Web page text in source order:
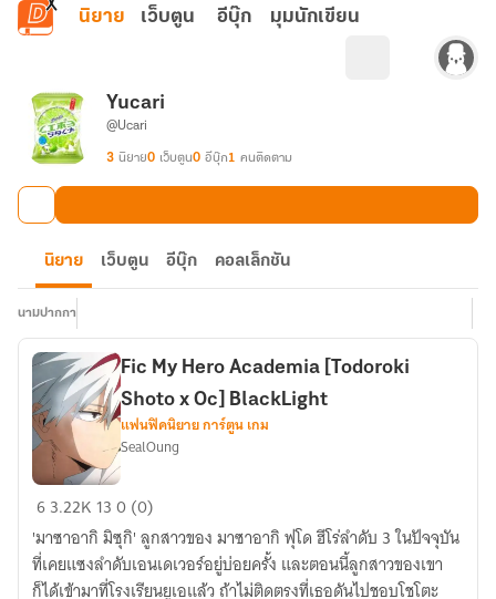
ข้ามไปยังเนื้อหาหลัก
นิยาย เว็บตูน อีบุ๊ก มุมนักเขียน
Yucari
@Ucari
3 นิยาย0 เว็บตูน0 อีบุ๊ก1 คนติดตาม
นิยาย เว็บตูน อีบุ๊ก คอลเล็กชัน
นามปากกา
Fic
Hero
Academia
Fic My Hero Academia [Todoroki
Shoto x Oc] BlackLight
แฟนฟิคนิยาย การ์ตูน เกม
SealOung
63.22K 130 (0)
'มาซาอากิ มิซุกิ' ลูกสาวของ มาซาอากิ ฟุโด ฮีโร่ลำดับ 3 ในปัจจุบัน
ที่เคยแซงลำดับเอนเดเวอร์อยู่บ่อยครั้ง และตอนนี้ลูกสาวของเขา
ก็ได้เข้ามาที่โรงเรียนยูเอแล้ว ถ้าไม่ติดตรงที่เธอดันไปชอบโชโตะ